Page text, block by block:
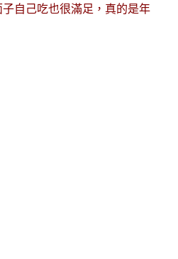
自己吃也很滿足，真的是年